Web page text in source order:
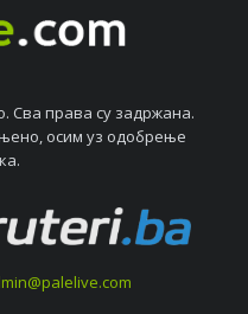
Сва права су задржана.
осим уз одобрeњe